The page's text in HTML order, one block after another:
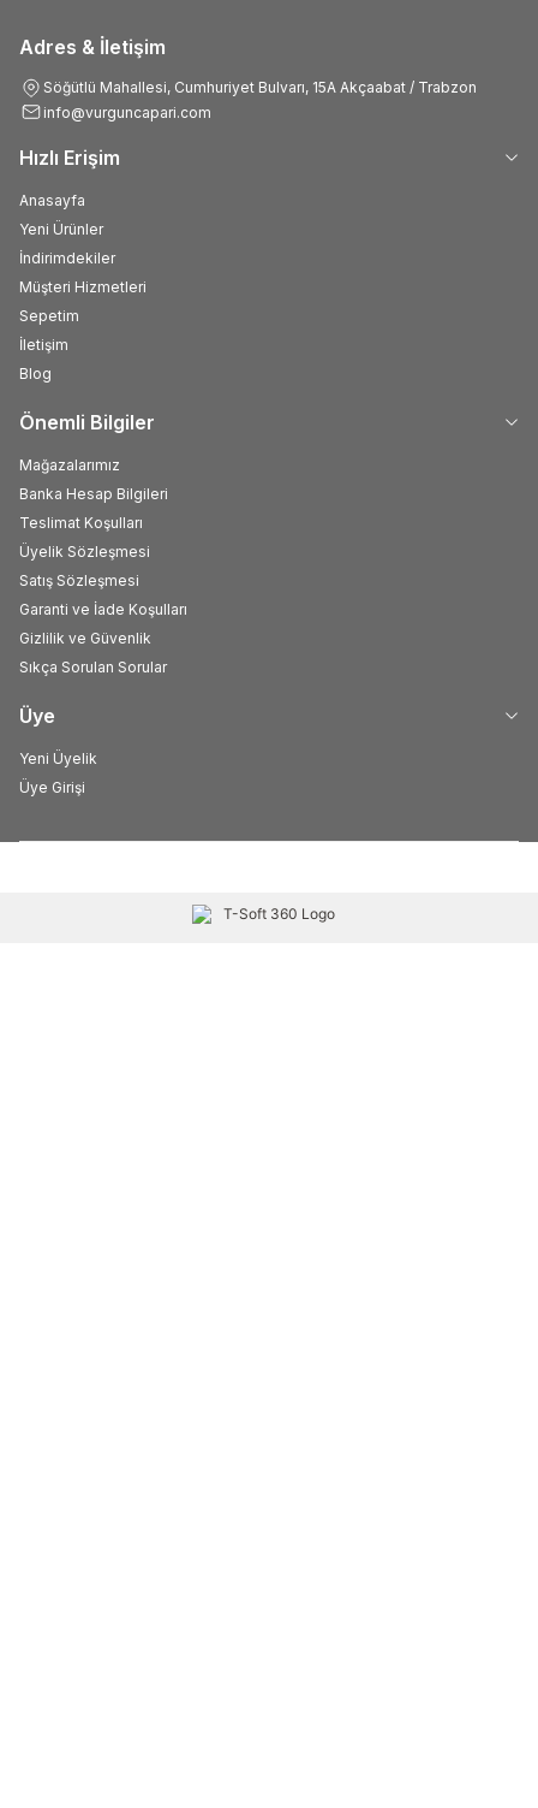
Adres & İletişim
Söğütlü Mahallesi, Cumhuriyet Bulvarı, 15A Akçaabat / Trabzon
info@vurguncapari.com
Hızlı Erişim
Anasayfa
Yeni Ürünler
İndirimdekiler
Müşteri Hizmetleri
Sepetim
İletişim
Blog
Önemli Bilgiler
Mağazalarımız
Banka Hesap Bilgileri
Teslimat Koşulları
Üyelik Sözleşmesi
Satış Sözleşmesi
Garanti ve İade Koşulları
Gizlilik ve Güvenlik
Sıkça Sorulan Sorular
Üye
Yeni Üyelik
Üye Girişi